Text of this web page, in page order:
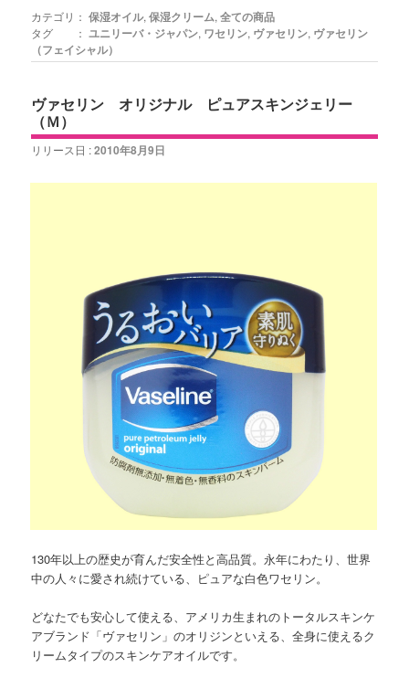
カテゴリ： 保湿オイル,保湿クリーム,全ての商品
タグ ： ユニリーバ・ジャパン, ワセリン, ヴァセリン, ヴァセリン
（フェイシャル）
ヴァセリン オリジナル ピュアスキンジェリー
（Ｍ）
リリース日 :2010年8月9日
130年以上の歴史が育んだ安全性と高品質。永年にわたり、世界
中の人々に愛され続けている、ピュアな白色ワセリン。
どなたでも安心して使える、アメリカ生まれのトータルスキンケ
アブランド「ヴァセリン」のオリジンといえる、全身に使えるク
リームタイプのスキンケアオイルです。